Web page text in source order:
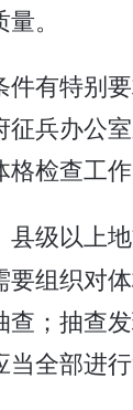
。
件有特别
征兵办公
检查工作
县级以上
要组织对
查；抽查
全部进行